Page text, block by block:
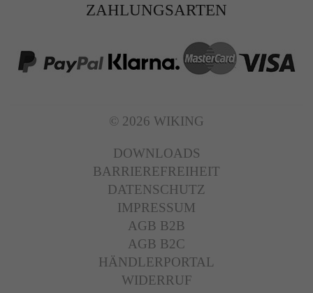
ZAHLUNGSARTEN
© 2026 WIKING
DOWNLOADS
BARRIEREFREIHEIT
DATENSCHUTZ
IMPRESSUM
AGB B2B
AGB B2C
HÄNDLERPORTAL
WIDERRUF